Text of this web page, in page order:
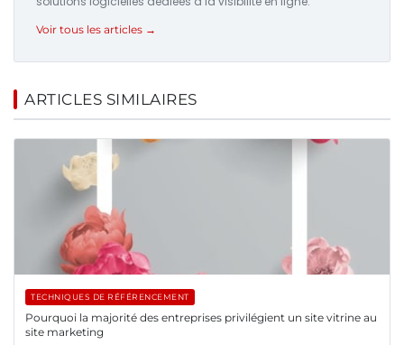
Voir tous les articles →
ARTICLES SIMILAIRES
TECHNIQUES DE RÉFÉRENCEMENT
Pourquoi la majorité des entreprises privilégient un site vitrine au
site marketing